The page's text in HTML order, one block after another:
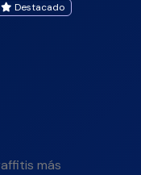
Destacado
más